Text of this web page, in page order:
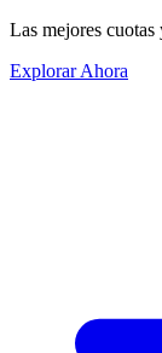
Las mejores
Explorar Ahora